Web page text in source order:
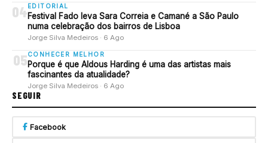
04EDITORIAL
Festival Fado leva Sara Correia e Camané a São Paulo
numa celebração dos bairros de Lisboa
Jorge Silva Medeiros · 6 Ago
05 CONHECER MELHOR
Porque é que Aldous Harding é uma das artistas mais
fascinantes da atualidade?
Jorge Silva Medeiros · 6 Ago
SEGUIR
Facebook